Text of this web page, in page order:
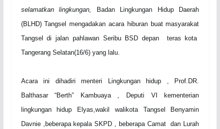
selamatkan lingkungan,
Badan Lingkungan Hidup Daerah
(BLHD) Tangsel mengadakan acara hiburan buat masyarakat
Tangsel di jalan pahlawan Seribu BSD depan teras kota
Tangerang Selatan(16/6) yang lalu.
Acara ini dihadiri menteri Lingkungan hidup , Prof.DR.
Balthasar “Berth” Kambuaya , Deputi VI kementerian
lingkungan hidup Elyas,wakil walikota Tangsel
Benyamin
Davnie ,beberapa kepala SKPD , beberapa Camat dan Lurah